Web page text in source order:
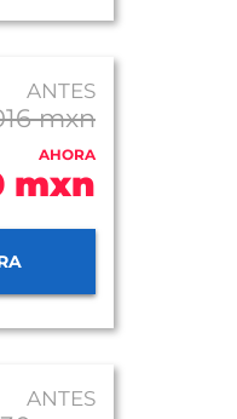
ANTES
mxn
AHORA
mxn
ANTES